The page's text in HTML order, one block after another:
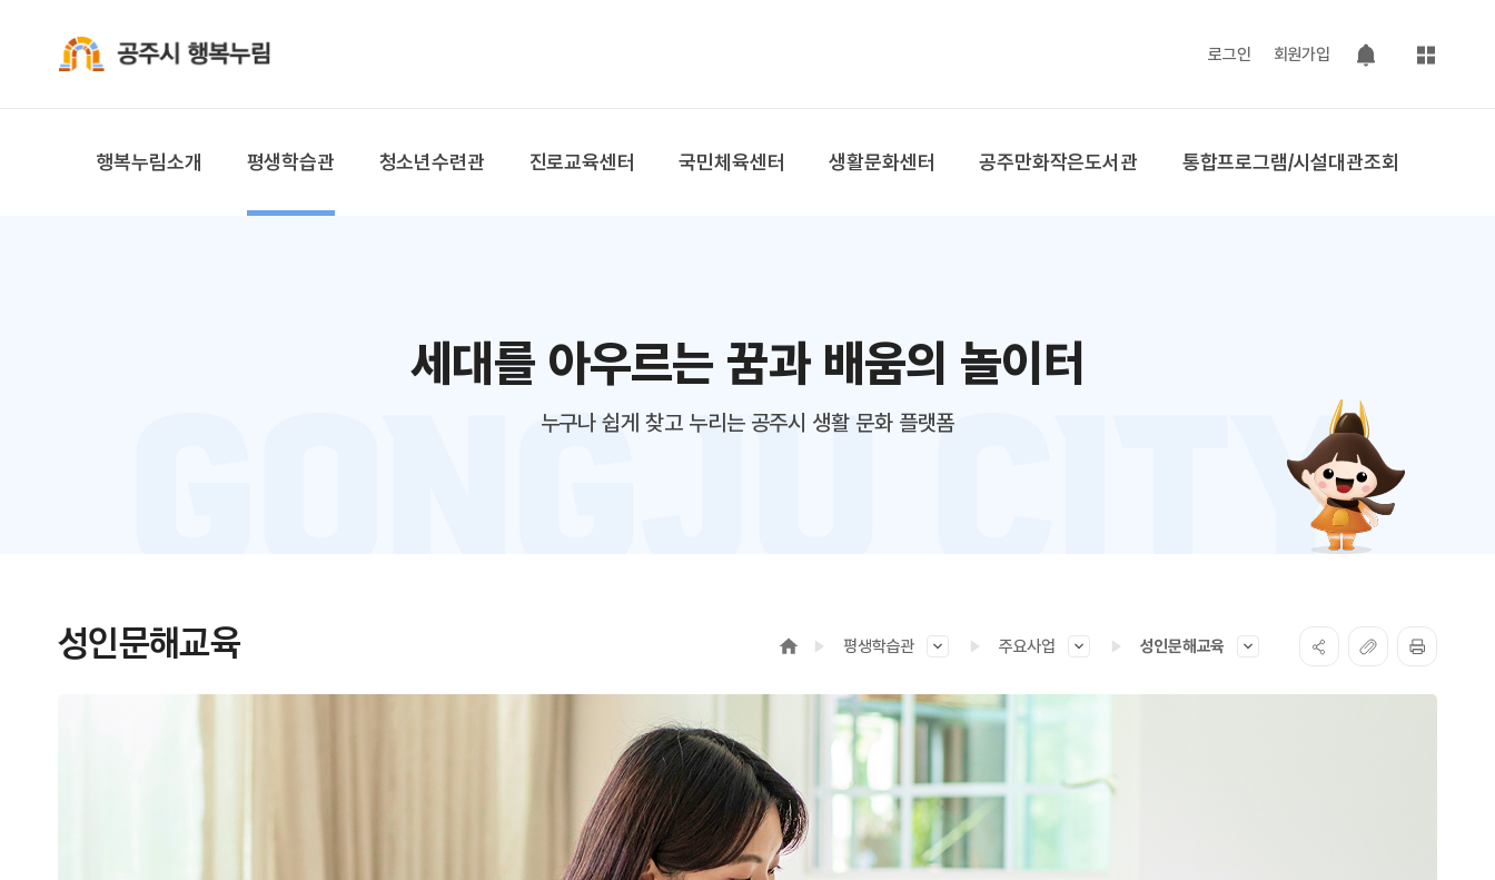
로그인 회원가입
팝업 열기
사이트맵
행복누림소개 평생학습관 청소년수련관 진로교육센터 국민체육센터 생활문화센터 공주만화작은도서관 통합프로그램/시설대관조회
세대를 아우르는 꿈과 배움의 놀이터
누구나 쉽게 찾고 누리는 공주시 생활 문화 플랫폼
성인문해교육 평생학습관 주요사업 성인문해교육